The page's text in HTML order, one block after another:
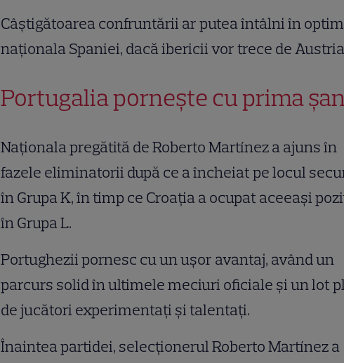
Câștigătoarea confruntării ar putea întâlni în
naționala Spaniei, dacă ibericii vor trece de
Portugalia pornește cu prima
Naționala pregătită de Roberto Martínez a ajuns în
fazele eliminatorii după ce a încheiat pe locul
în Grupa K, în timp ce Croația a ocupat aceeași
în Grupa L.
Portughezii pornesc cu un ușor avantaj, având un
parcurs solid în ultimele meciuri oficiale și un lot
de jucători experimentați și talentați.
Înaintea partidei, selecționerul Roberto Martínez a